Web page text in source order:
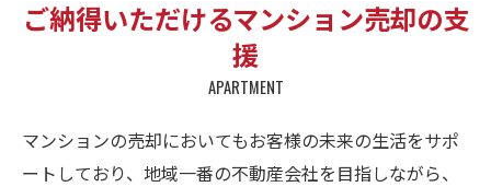
ご納得いただけるマンション売却の支
援
APARTMENT
マンションの売却においてもお客様の未来の生活をサポ
ートしており、地域一番の不動産会社を目指しながら、